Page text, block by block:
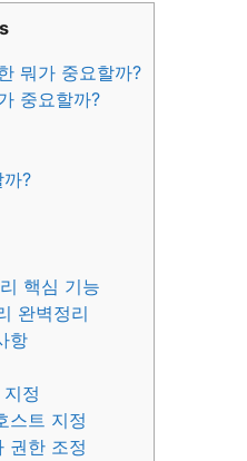
뭐가 중요할까?
중요할까?
?
핵심 기능
완벽정리
항
정
스트 지정
권한 조정